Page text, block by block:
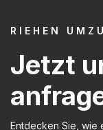
RIEHEN
Jetzt
Entdecken Sie, wie